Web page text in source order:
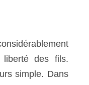
des fils.
simple. Dans